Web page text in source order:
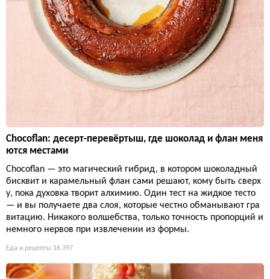
Chocoflan: десерт-перевёртыш, где шоколад и флан меня
ются местами
Chocoflan — это магический гибрид, в котором шоколадный
бисквит и карамельный флан сами решают, кому быть сверх
у, пока духовка творит алхимию. Один тест на жидкое тесто
— и вы получаете два слоя, которые честно обманывают гра
витацию. Никакого волшебства, только точность пропорций и
немного нервов при извлечении из формы.
Еда и рецепты 16 397